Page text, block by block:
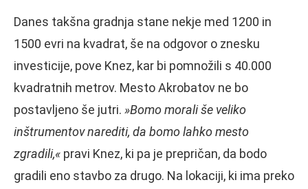
Danes takšna gradnja stane nekje med 1200 in
1500 evri na kvadrat, še na odgovor o znesku
investicije, pove Knez, kar bi pomnožili s 40.000
kvadratnih metrov. Mesto Akrobatov ne bo
postavljeno še jutri. »Bomo morali še veliko
inštrumentov narediti, da bomo lahko mesto
zgradili,« pravi Knez, ki pa je prepričan, da bodo
gradili eno stavbo za drugo. Na lokaciji, ki ima preko